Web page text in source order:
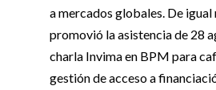
a mercados globales. De igual
promovió la asistencia de 28
charla Invima en BPM para
gestión de acceso a